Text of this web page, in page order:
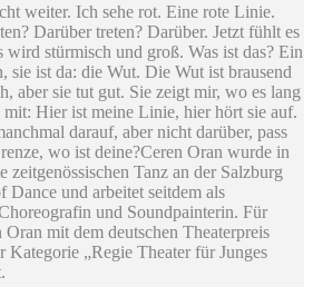
weiter. Ich sehe rot. Eine rote Linie.
Darüber treten? Darüber. Jetzt fühlt es
wird stürmisch und groß. Was ist das? Ein
sie ist da: die Wut. Die Wut ist brausend
aber sie tut gut. Sie zeigt mir, wo es lang
Hier ist meine Linie, hier hört sie auf.
darauf, aber nicht darüber, pass
wo ist deine?Ceren Oran wurde in
zeitgenössischen Tanz an der Salzburg
und arbeitet seitdem als
und Soundpainterin. Für
mit dem deutschen Theaterpreis
„Regie Theater für Junges